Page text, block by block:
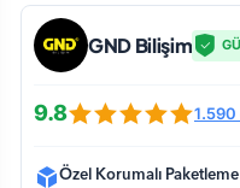
GND Bilişim
9.8
Özel Korumalı Paketleme